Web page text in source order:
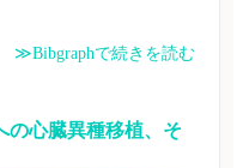
≫Bibgraphで続きを読む
の心臓異種移植、そ